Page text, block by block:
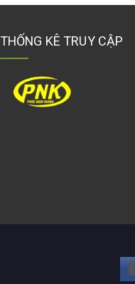
THỐNG KÊ TRUY CẬP